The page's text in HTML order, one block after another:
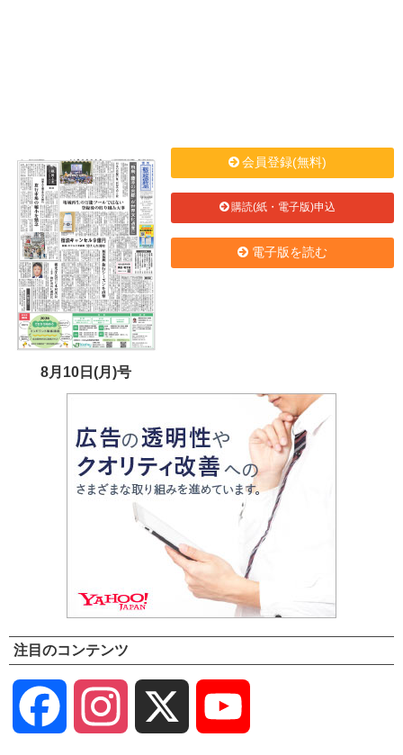
8月10日(月)号
会員登録(無料)
購読(紙・電子版)申込
電子版を読む
注目のコンテンツ
Facebook Instagram